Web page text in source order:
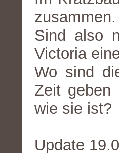
zusammen.
Sind also
Victoria
Wo sind
Zeit geben
wie sie ist?
Update